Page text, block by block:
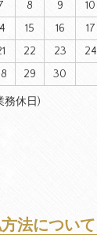
8 9 10
15 16 17
22 23 24
29 30
務休日)
法について